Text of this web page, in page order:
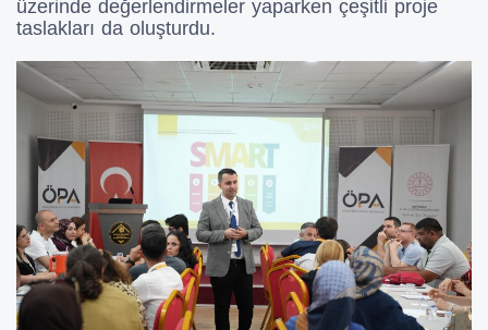
üzerinde değerlendirmeler yaparken çeşitli proje
taslakları da oluşturdu.